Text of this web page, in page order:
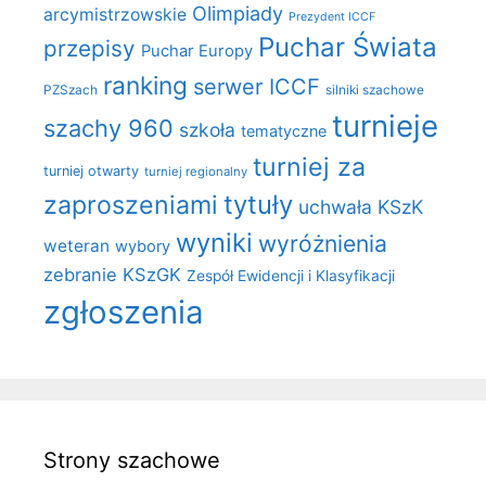
arcymistrzowskie Olimpiady Prezydent ICCF
przepisy Puchar Europy Puchar Świata
PZSzach ranking serwer ICCF silniki szachowe
szachy 960 szkoła tematyczne turnieje
turniej otwarty turniej regionalny turniej za
zaproszeniami tytuły uchwała KSzK
weteran wybory wyniki wyróżnienia
zebranie KSzGK Zespół Ewidencji i Klasyfikacji
zgłoszenia
Strony szachowe